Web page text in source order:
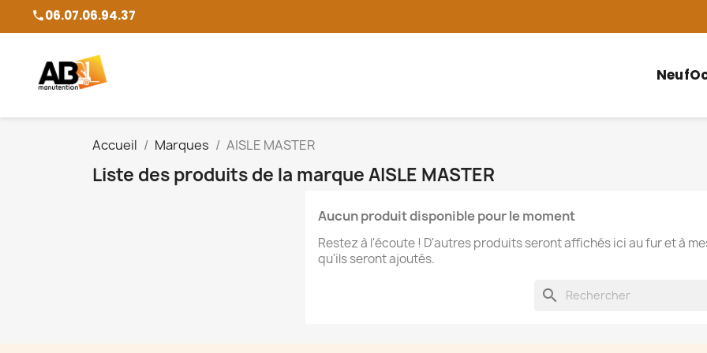
phone06.07.06.94.37
Neuf
Accueil Marques AISLE MASTER
Liste des produits de la marque AISLE MASTER
Aucun produit disponible pour le moment
Restez à l'écoute ! D'autres produits seront affichés ici au fur et à
qu'ils seront ajoutés.
search